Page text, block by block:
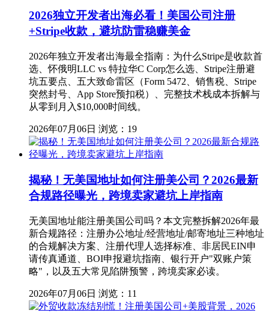
2026独立开发者出海必看！美国公司注册
+Stripe收款，避坑防雷稳赚美金
2026年独立开发者出海最全指南：为什么Stripe是收款首
选、怀俄明LLC vs 特拉华C Corp怎么选、Stripe注册避
坑五要点、五大致命雷区（Form 5472、销售税、Stripe
突然封号、App Store预扣税）、完整技术栈成本拆解与
从零到月入$10,000时间线。
2026年07月06日 浏览：19
揭秘！无美国地址如何注册美公司？2026最新
合规路径曝光，跨境卖家避坑上岸指南
无美国地址能注册美国公司吗？本文完整拆解2026年最
新合规路径：注册办公地址/经营地址/邮寄地址三种地址
的合规解决方案、注册代理人选择标准、非居民EIN申
请传真通道、BOI申报避坑指南、银行开户"双账户策
略"，以及五大常见陷阱预警，跨境卖家必读。
2026年07月06日 浏览：11